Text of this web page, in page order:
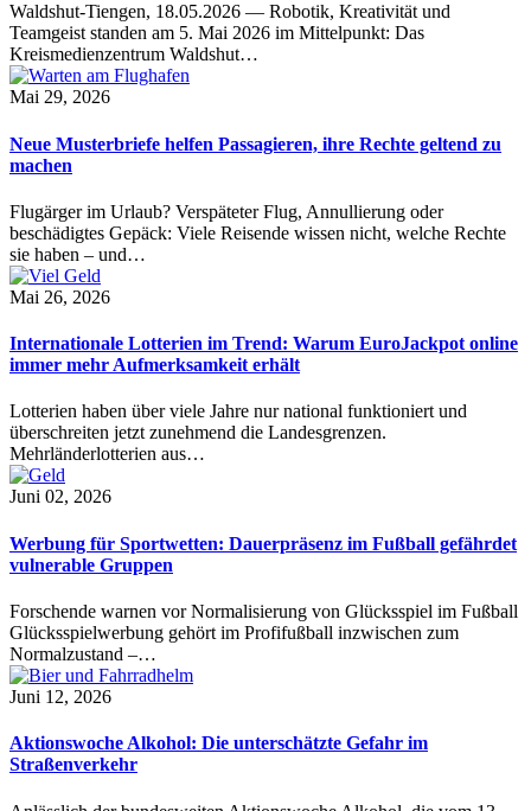
Waldshut-Tiengen, 18.05.2026 — Robotik, Kreativität und
Teamgeist standen am 5. Mai 2026 im Mittelpunkt: Das
Kreismedienzentrum Waldshut…
Mai 29, 2026
Neue Musterbriefe helfen Passagieren, ihre Rechte geltend zu
machen
Flugärger im Urlaub? Verspäteter Flug, Annullierung oder
beschädigtes Gepäck: Viele Reisende wissen nicht, welche Rechte
sie haben – und…
Mai 26, 2026
Internationale Lotterien im Trend: Warum EuroJackpot online
immer mehr Aufmerksamkeit erhält
Lotterien haben über viele Jahre nur national funktioniert und
überschreiten jetzt zunehmend die Landesgrenzen.
Mehrländerlotterien aus…
Juni 02, 2026
Werbung für Sportwetten: Dauerpräsenz im Fußball gefährdet
vulnerable Gruppen
Forschende warnen vor Normalisierung von Glücksspiel im Fußball
Glücksspielwerbung gehört im Profifußball inzwischen zum
Normalzustand –…
Juni 12, 2026
Aktionswoche Alkohol: Die unterschätzte Gefahr im
Straßenverkehr